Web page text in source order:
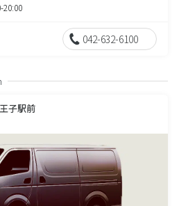
20:00
042-632-6100
子駅前